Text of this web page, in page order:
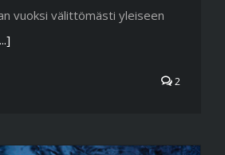
vuoksi välittömästi yleiseen
2